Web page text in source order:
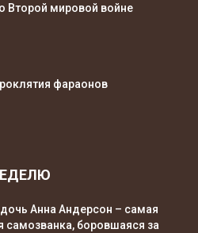
Второй мировой войне
фараонов
Анна Андерсон – самая
самозванка, боровшаяся за